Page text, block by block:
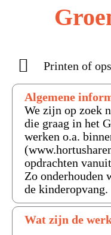
Printen of
Algemene
We zijn op zoek
die graag in het
werken o.a.
opdrachten
Zo onderhouden
de kinderopvang.
Wat zijn de